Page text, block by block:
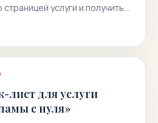
услуги и получить
лист для услуги
с нуля»